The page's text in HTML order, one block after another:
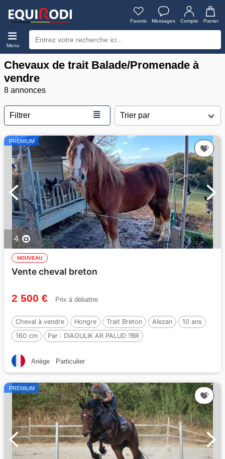
Favoris Messages Compte Panier
Menu
Chevaux de trait Balade/Promenade à
vendre
8 annonces
Filtrer ≣
PREMIUM
4
NOUVEAU
Vente cheval breton
2 500 € Prix à débattre
Cheval à vendre Hongre Trait Breton Alezan
10 ans
160 cm
Par : DIAOULIK AR PALUD ?BR
Ariège Particulier
PREMIUM